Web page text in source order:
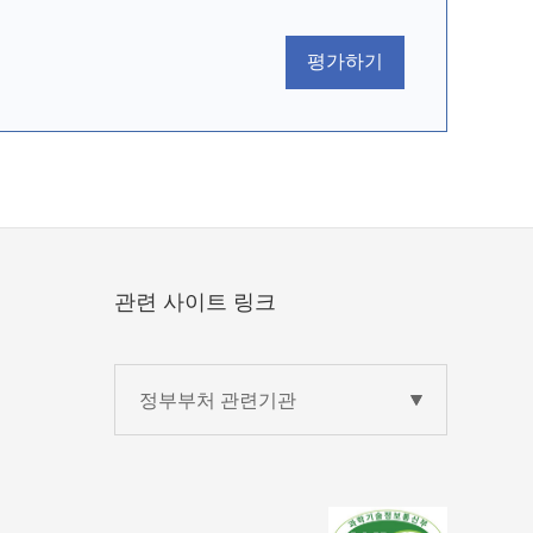
평가하기
관련 사이트 링크
정부부처 관련기관